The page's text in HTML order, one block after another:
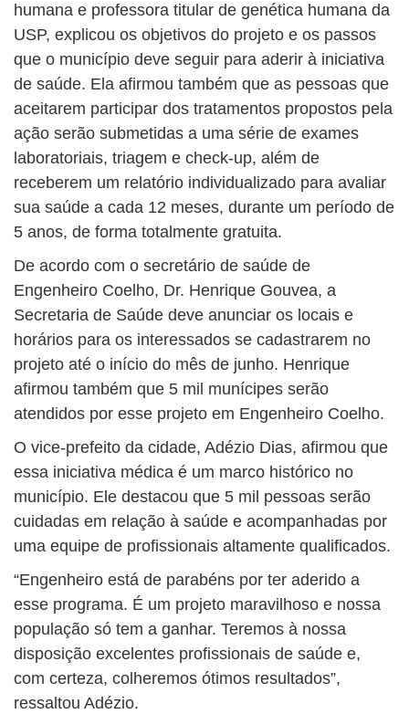
humana e professora titular de genética humana da
USP, explicou os objetivos do projeto e os passos
que o município deve seguir para aderir à iniciativa
de saúde. Ela afirmou também que as pessoas que
aceitarem participar dos tratamentos propostos pela
ação serão submetidas a uma série de exames
laboratoriais, triagem e check-up, além de
receberem um relatório individualizado para avaliar
sua saúde a cada 12 meses, durante um período de
5 anos, de forma totalmente gratuita.
De acordo com o secretário de saúde de
Engenheiro Coelho, Dr. Henrique Gouvea, a
Secretaria de Saúde deve anunciar os locais e
horários para os interessados se cadastrarem no
projeto até o início do mês de junho. Henrique
afirmou também que 5 mil munícipes serão
atendidos por esse projeto em Engenheiro Coelho.
O vice-prefeito da cidade, Adézio Dias, afirmou que
essa iniciativa médica é um marco histórico no
município. Ele destacou que 5 mil pessoas serão
cuidadas em relação à saúde e acompanhadas por
uma equipe de profissionais altamente qualificados.
“Engenheiro está de parabéns por ter aderido a
esse programa. É um projeto maravilhoso e nossa
população só tem a ganhar. Teremos à nossa
disposição excelentes profissionais de saúde e,
com certeza, colheremos ótimos resultados”,
ressaltou Adézio.